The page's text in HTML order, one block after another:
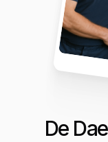
De